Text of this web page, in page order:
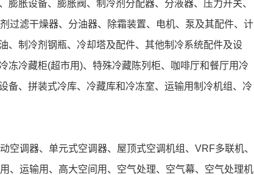
胀设备、膨胀阀、制冷剂分配器、分液器、压力开关、
过滤干燥器、分油器、除霜装置、电机、泵及其配件、计
、制冷剂钢瓶、冷却塔及配件、其他制冷系统配件及设
冻冷藏柜(超市用)、特殊冷藏陈列柜、咖啡厅和餐厅用冷
备、拼装式冷库、冷藏库和冷冻室、运输用制冷机组、冷
空调器、单元式空调器、屋顶式空调机组、VRF多联机、
、运输用、高大空间用、空气处理、空气幕、空气处理机